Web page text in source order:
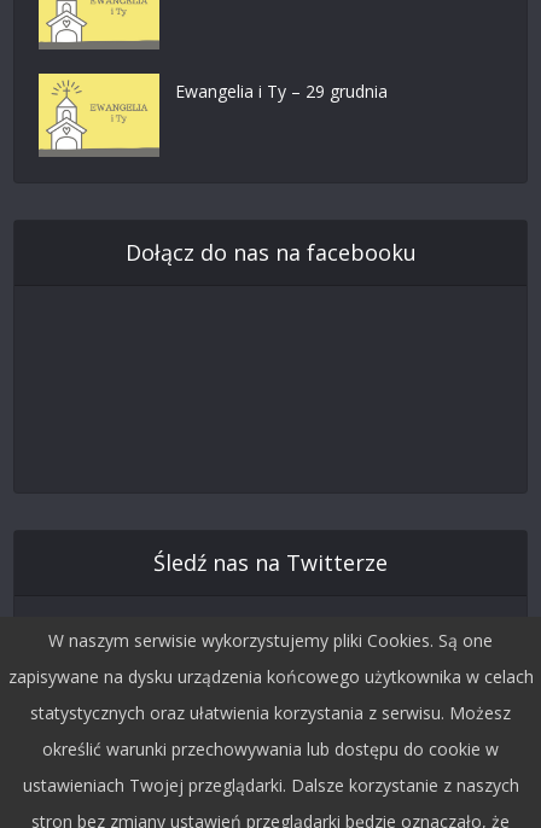
Ewangelia i Ty – 29 grudnia
Dołącz do nas na facebooku
Śledź nas na Twitterze
W naszym serwisie wykorzystujemy pliki Cookies. Są one
zapisywane na dysku urządzenia końcowego użytkownika w celach
statystycznych oraz ułatwienia korzystania z serwisu. Możesz
określić warunki przechowywania lub dostępu do cookie w
ustawieniach Twojej przeglądarki. Dalsze korzystanie z naszych
stron bez zmiany ustawień przeglądarki będzie oznaczało, że